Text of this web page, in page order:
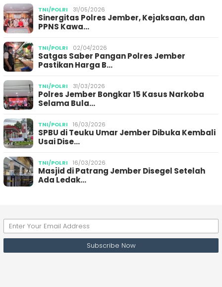
TNI/POLRI 31/05/2026
Sinergitas Polres Jember, Kejaksaan, dan
PPNS Kawa…
TNI/POLRI 02/04/2026
Satgas Saber Pangan Polres Jember
Pastikan Harga B…
TNI/POLRI 31/03/2026
Polres Jember Bongkar 15 Kasus Narkoba
Selama Bula…
TNI/POLRI 16/03/2026
SPBU di Teuku Umar Jember Dibuka Kembali
Usai Dise…
TNI/POLRI 16/03/2026
Masjid di Patrang Jember Disegel Setelah
Ada Ledak…